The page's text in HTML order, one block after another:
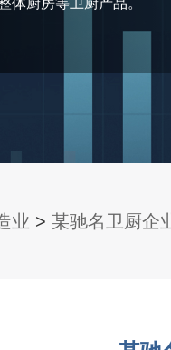
体厨房等卫厨产品。
业 > 某驰名卫厨企